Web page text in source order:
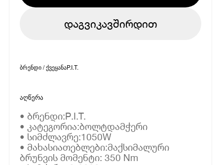
დაგვიკავშირდით
ბრენდი / ქვეყანაP.I.T.
აღწერა
• ბრენდი:P.I.T.
• კატეგორია:ბოლტდამჭერი
• სიმძლავრე:1050W
• მახასიათებლები:მაქსიმალური
ბრუნვის მომენტი: 350 Nm